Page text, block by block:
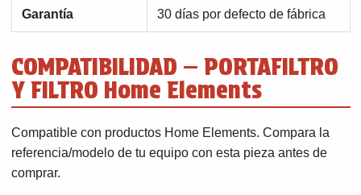
Garantía 30 días por defecto de fábrica
COMPATIBILIDAD — PORTAFILTRO
Y FILTRO Home Elements
Compatible con productos Home Elements. Compara la
referencia/modelo de tu equipo con esta pieza antes de
comprar.